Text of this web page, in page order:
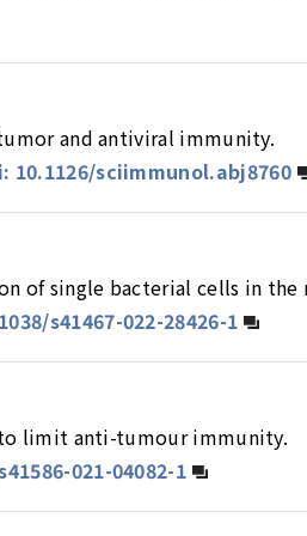
and antiviral immunity.
10.1126/sciimmunol.abj8760
of single bacterial cells in the
s41467-022-28426-1
limit anti-tumour immunity.
021-04082-1